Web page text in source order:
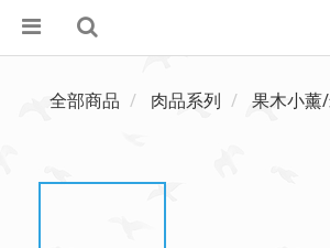
全部商品 肉品系列 果木小薰